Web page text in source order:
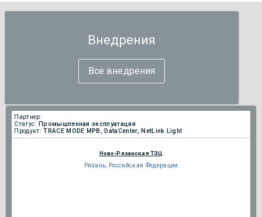
Внедрения
Все внедрения
Партнер:
Статус: Промышленная эксплуатация
Продукт:TRACE MODE МРВ, DataCenter, NetLink Light
Ново-Рязанская ТЭЦ
Рязань, Российская Федерация